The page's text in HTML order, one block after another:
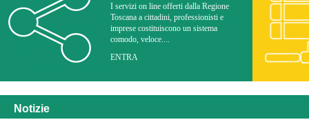
I servizi on line offerti dalla Regione
Toscana a cittadini, professionisti e
imprese costituiscono un sistema
comodo, veloce....
ENTRA
Notizie